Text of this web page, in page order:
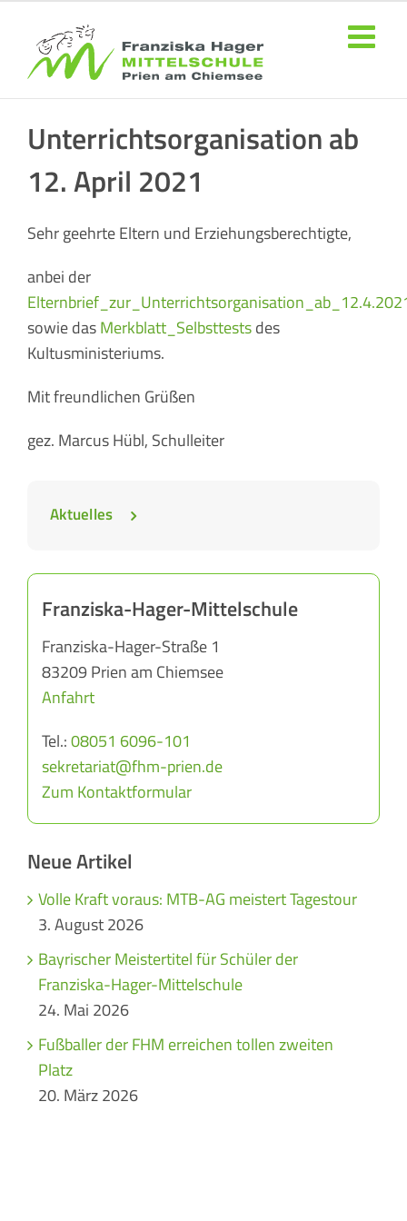
springen
Aktuelles
Franziska-Hager-Mittelschule
Franziska-Hager-Straße 1
83209 Prien am Chiemsee
Anfahrt
Tel.:08051 6096-101
sekretariat@fhm-prien.de
Zum Kontaktformular
Neue Artikel
Volle Kraft voraus: MTB-AG meistert Tagestour
3. August 2026
Bayrischer Meistertitel für Schüler der
Franziska-Hager-Mittelschule
24. Mai 2026
Fußballer der FHM erreichen tollen zweiten
Platz
20. März 2026
Unterrichtsorganisation ab
12. April 2021
Sehr geehrte Eltern und Erziehungsberechtigte,
anbei der
sowie dasMerkblatt_Selbsttestsdes
Kultusministeriums.
Mit freundlichen Grüßen
gez. Marcus Hübl, Schulleiter